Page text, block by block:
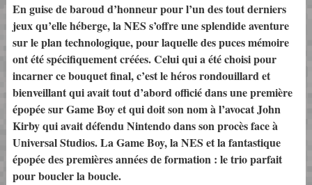
En guise de baroud d’honneur pour l’un des tout derniers
jeux qu’elle héberge, la NES s’offre une splendide aventure
sur le plan technologique, pour laquelle des puces mémoire
ont été spécifiquement créées. Celui qui a été choisi pour
incarner ce bouquet final, c’est le héros rondouillard et
bienveillant qui avait tout d’abord officié dans une première
épopée sur Game Boy et qui doit son nom à l’avocat John
Kirby qui avait défendu Nintendo dans son procès face à
Universal Studios. La Game Boy, la NES et la fantastique
épopée des premières années de formation : le trio parfait
pour boucler la boucle.